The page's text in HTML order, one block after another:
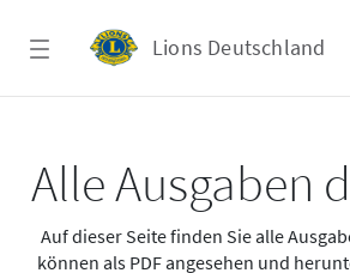
Lions Deutschland
Alle Ausgaben
Auf dieser Seite finden Sie alle
können als PDF angesehen und